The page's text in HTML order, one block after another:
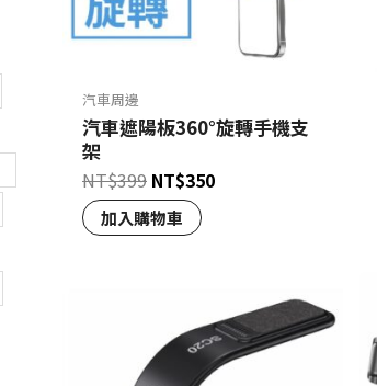
汽車周邊
汽車遮陽板360°旋轉手機支
架
NT$399 NT$350
加入購物車